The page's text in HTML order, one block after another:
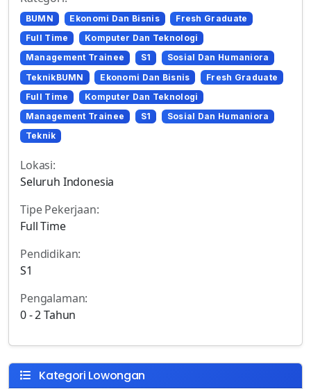
BUMN Ekonomi Dan Bisnis
Fresh Graduate
Full Time
Komputer Dan Teknologi
Management Trainee
S1
Sosial Dan Humaniora
TeknikBUMN
Ekonomi Dan Bisnis
Fresh Graduate
Full Time
Komputer Dan Teknologi
Management Trainee
S1
Sosial Dan Humaniora
Teknik
Lokasi:
Seluruh Indonesia
Tipe Pekerjaan:
Full Time
Pendidikan:
S1
Pengalaman:
0 - 2 Tahun
Kategori Lowongan